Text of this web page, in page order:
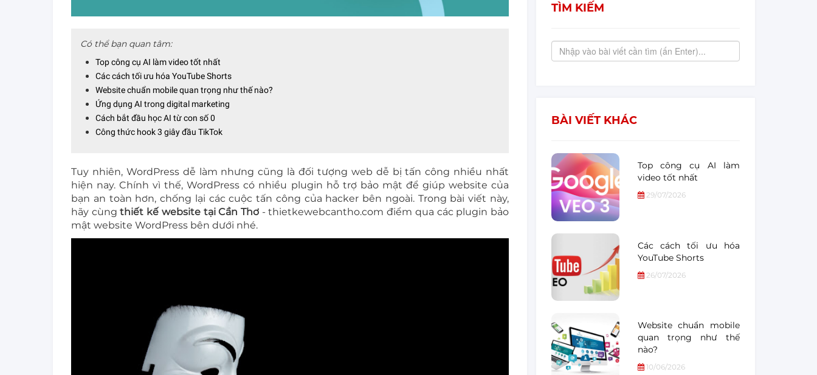
Có thể bạn quan tâm:
Top công cụ AI làm video tốt nhất
Các cách tối ưu hóa YouTube Shorts
Website chuẩn mobile quan trọng như thế nào?
Ứng dụng AI trong digital marketing
Cách bắt đầu học AI từ con số 0
Công thức hook 3 giây đầu TikTok
Tuy nhiên, WordPress dễ làm nhưng cũng là đối tượng web dễ bị tấn công nhiều nhất
hiện nay. Chính vì thế, WordPress có nhiều plugin hỗ trợ bảo mật để giúp website của
bạn an toàn hơn, chống lại các cuộc tấn công của hacker bên ngoài. Trong bài viết này,
hãy cùngthiết kế website tại Cần Thơ - thietkewebcantho.com điểm qua các plugin bảo
mật website WordPress bên dưới nhé.
TÌM KIẾM
BÀI VIẾT KHÁC
Top công cụ AI làm
video tốt nhất
29/07/2026
Các cách tối ưu hóa
YouTube Shorts
26/07/2026
Website chuẩn mobile
quan trọng như thế
nào?
10/06/2026